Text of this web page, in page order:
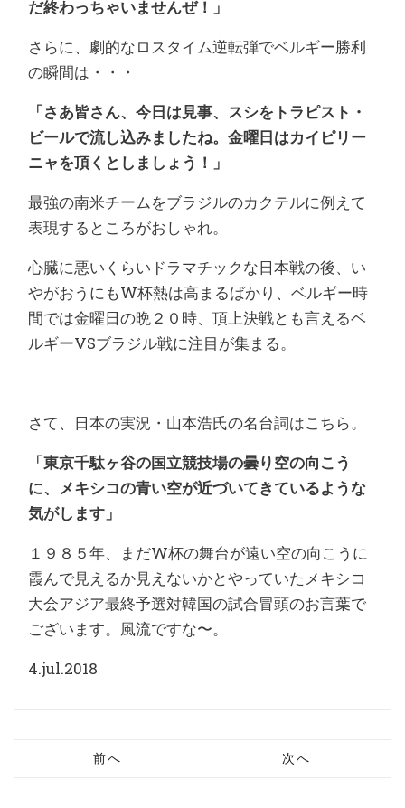
だ終わっちゃいませんぜ！」
さらに、劇的なロスタイム逆転弾でベルギー勝利
の瞬間は・・・
「さあ皆さん、今日は見事、スシをトラピスト・
ビールで流し込みましたね。金曜日はカイピリー
ニャを頂くとしましょう！」
最強の南米チームをブラジルのカクテルに例えて
表現するところがおしゃれ。
心臓に悪いくらいドラマチックな日本戦の後、い
やがおうにもW杯熱は高まるばかり、ベルギー時
間では金曜日の晩２０時、頂上決戦とも言えるベ
ルギーVSブラジル戦に注目が集まる。
さて、日本の実況・山本浩氏の名台詞はこちら。
「東京千駄ヶ谷の国立競技場の曇り空の向こう
に、メキシコの青い空が近づいてきているような
気がします」
１９８５年、まだW杯の舞台が遠い空の向こうに
霞んで見えるか見えないかとやっていたメキシコ
大会アジア最終予選対韓国の試合冒頭のお言葉で
ございます。風流ですな〜。
4.jul.2018
前へ 次へ